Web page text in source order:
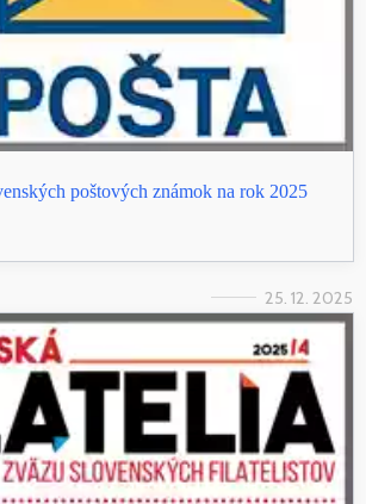
poštových známok na rok 2025
25. 12. 2025